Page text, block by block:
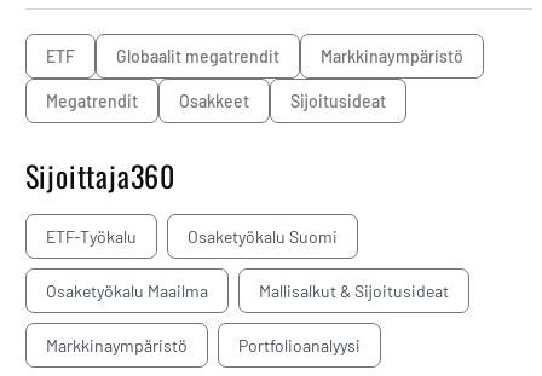
ETF Globaalit megatrendit markkinaympäristö
megatrendit osakkeet sijoitusideat
Sijoittaja360
ETF-Työkalu Osaketyökalu Suomi
Osaketyökalu Maailma Mallisalkut & Sijoitusideat
Markkinaympäristö Portfolioanalyysi